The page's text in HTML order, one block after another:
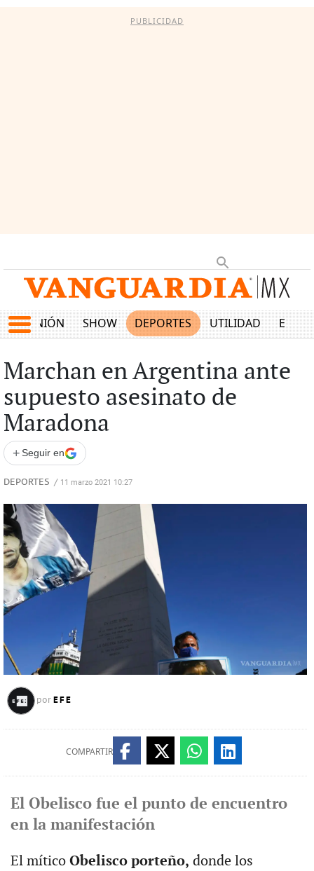
PUBLICIDAD
OPINIÓN SHOW DEPORTES UTILIDAD
Marchan en Argentina ante
supuesto asesinato de
Maradona
+ Seguir en
DEPORTES / 11 marzo 2021 10:27
por EFE
COMPARTIR
El Obelisco fue el punto de encuentro
en la manifestación
El mítico Obelisco porteño, donde los